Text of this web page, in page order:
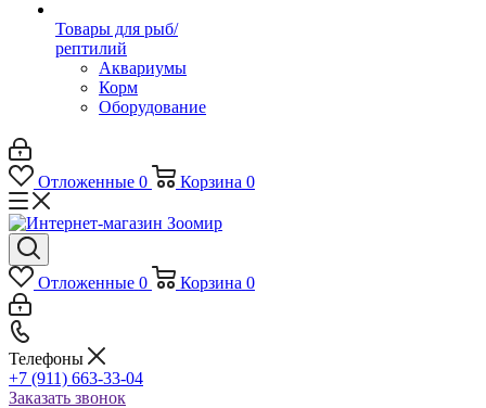
Товары для рыб/
рептилий
Аквариумы
Корм
Оборудование
Отложенные 0 Корзина 0
Отложенные 0 Корзина 0
Телефоны
+7 (911) 663-33-04
Заказать звонок